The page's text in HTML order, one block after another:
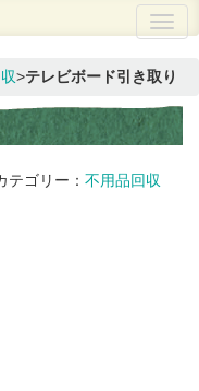
>テレビボード引き取り
テゴリー： 不用品回収